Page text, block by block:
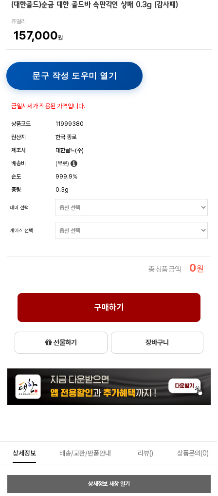
(대한골드)순금 대한 골드바 속판각인 상패 0.3g (감사패)
쥬얼리
157,000원
문구 작성 도우미 열기
금일시세가 적용된 가격입니다.
상품코드
11999380
원산지
한국 종로
제조사
대한골드(주)
배송비
(무료)
순도
999.9%
중량
0.3g
테마 선택
케이스 선택
총 상품 금액 0원
구매하기
선물하기 장바구니
상세정보 배송/교환/반품안내 리뷰() 상품문의(0)
상세정보 새창 열기